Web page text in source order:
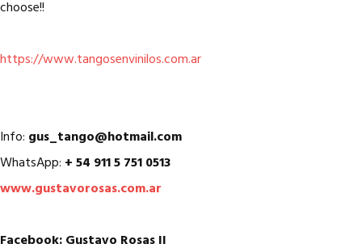
choose!!
https://www.tangosenvinilos.com.ar
Info: gus_tango@hotmail.com
WhatsApp: + 54 911 5 751 0513
www.gustavorosas.com.ar